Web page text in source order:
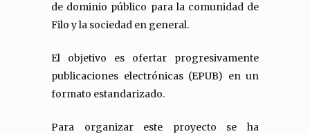
de dominio público para la comunidad de
Filo y la sociedad en general.
El objetivo es ofertar progresivamente
publicaciones electrónicas (EPUB) en un
formato estandarizado.
Para organizar este proyecto se ha